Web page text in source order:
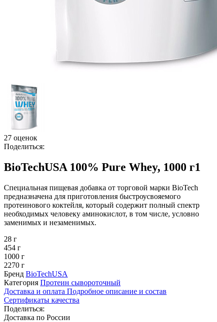
27 оценок
Поделиться:
BioTechUSA 100% Pure Whey, 1000 г1
Специальная пищевая добавка от торговой марки BioTech
предназначена для приготовления быстроусвояемого
протеинового коктейля, который содержит полный спектр
необходимых человеку аминокислот, в том числе, условно
заменимых и незаменимых.
28 г
454 г
1000 г
2270 г
Бренд BioTechUSA
Категория Протеин сывороточный
Доставка и оплата Подробное описание и состав
Сертификаты качества
Поделиться:
Доставка по России